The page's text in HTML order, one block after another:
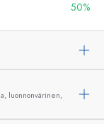
50%
luonnonvärinen,